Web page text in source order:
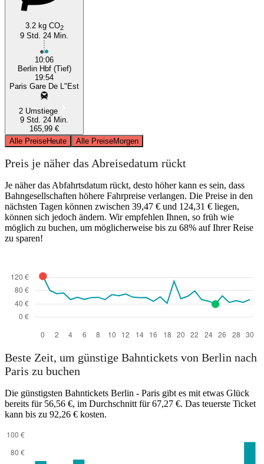
3.2 kg CO2
9 Std. 24 Min.
10:06
Berlin Hbf (Tief)
19:54
Paris Gare De L"Est
2 Umstiege
9 Std. 24 Min.
165,99 €
Alle PreiseHeute Alle PreiseMorgen
Preis je näher das Abreisedatum rückt
Je näher das Abfahrtsdatum rückt, desto höher kann es sein, dass
Bahngesellschaften höhere Fahrpreise verlangen. Die Preise in den
nächsten Tagen können zwischen 39,47 € und 124,31 € liegen,
können sich jedoch ändern. Wir empfehlen Ihnen, so früh wie
möglich zu buchen, um möglicherweise bis zu 68% auf Ihrer Reise
zu sparen!
Beste Zeit, um günstige Bahntickets von Berlin nach
Paris zu buchen
Die günstigsten Bahntickets Berlin - Paris gibt es mit etwas Glück
bereits für 56,56 €, im Durchschnitt für 67,27 €. Das teuerste Ticket
kann bis zu 92,26 € kosten.